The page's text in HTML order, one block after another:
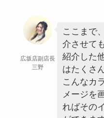
広坂店副店長
三野
ここまで
介させて
紹介した
はたくさ
こんなカ
メージを
ればその